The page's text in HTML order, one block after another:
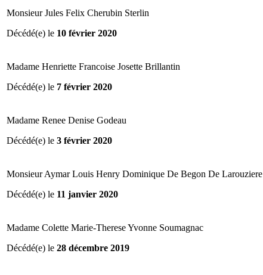
Monsieur Jules Felix Cherubin Sterlin
Décédé(e) le 10 février 2020
Madame Henriette Francoise Josette Brillantin
Décédé(e) le 7 février 2020
Madame Renee Denise Godeau
Décédé(e) le 3 février 2020
Monsieur Aymar Louis Henry Dominique De Begon De Larouziere
Décédé(e) le 11 janvier 2020
Madame Colette Marie-Therese Yvonne Soumagnac
Décédé(e) le 28 décembre 2019